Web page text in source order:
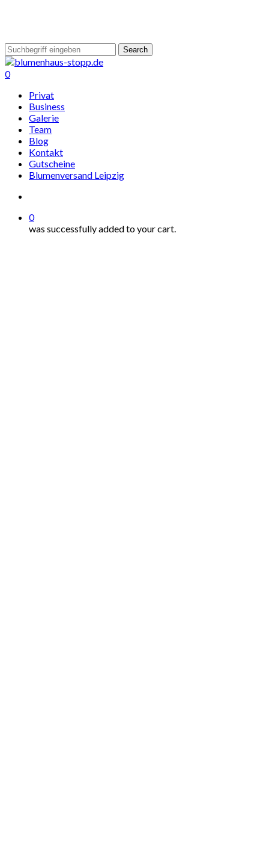
content
Search
Close
Search
search
0
Privat
Business
Galerie
Team
Blog
Kontakt
Gutscheine
Blumenversand Leipzig
0
was successfully added to your cart.